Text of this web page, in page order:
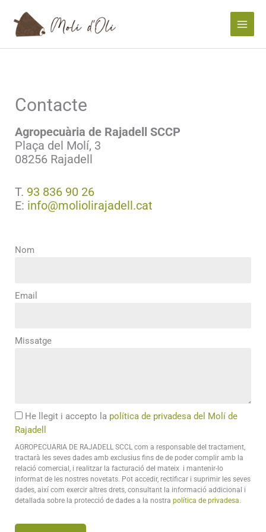
contingut
Main
Menu
Contacte
Agropecuària de Rajadell SCCP
Plaça del Molí, 3
08256 Rajadell
T. 93 836 90 26
E: info@moliolirajadell.cat
Nom
Email
Missatge
He llegit i accepto la política de privadesa del Molí de
Rajadell
AGROPECUARIA DE RAJADELL SCCL com a responsable del tractament,
tractarà les seves dades amb exclusius fins de de poder complir amb la
relació comercial, i realitzar la facturació del mateix i mantenir-lo
informat de les nostres novetats. Pot accedir, rectificar i suprimir les seves
dades, així com exercir altres drets, consultant la informació addicional i
detallada sobre la protecció de dades a la nostra política de privadesa.